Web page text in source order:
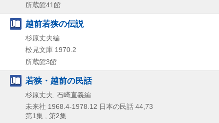
所蔵館41館
越前若狭の伝説
杉原丈夫編
松見文庫 1970.2
所蔵館3館
若狭・越前の民話
杉原丈夫, 石崎直義編
未来社 1968.4-1978.12 日本の民話 44, 73
第1集 , 第2集